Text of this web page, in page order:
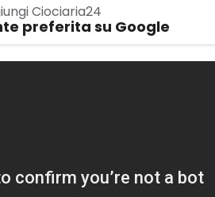
Ciociaria24
preferita su Google